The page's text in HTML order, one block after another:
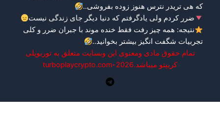
بفروشی..
دیگر جای زندگی نیست
موند با جبران ضرر و کلی
.
وبسایت متعلق به توربوپلی